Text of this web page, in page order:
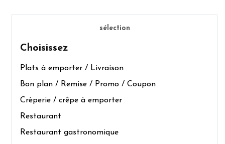
sélection
Choisissez
Plats à emporter / Livraison
Bon plan / Remise / Promo / Coupon
Crèperie / crêpe à emporter
Restaurant
Restaurant gastronomique